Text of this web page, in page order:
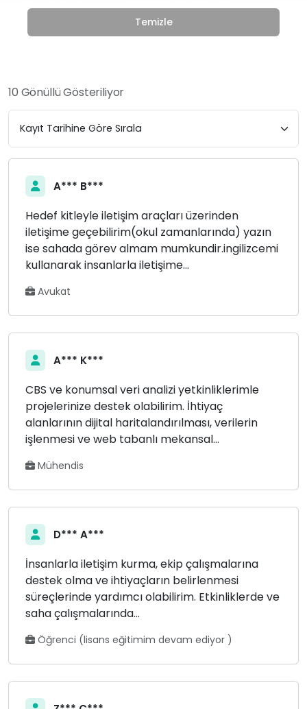
Temizle
10 Gönüllü Gösteriliyor
A*** B***
Hedef kitleyle iletişim araçları üzerinden
iletişime geçebilirim(okul zamanlarında) yazın
ise sahada görev almam mumkundir.ingilizcemi
kullanarak insanlarla iletişime...
Avukat
A*** K***
CBS ve konumsal veri analizi yetkinliklerimle
projelerinize destek olabilirim. İhtiyaç
alanlarının dijital haritalandırılması, verilerin
işlenmesi ve web tabanlı mekansal...
Mühendis
D*** A***
İnsanlarla iletişim kurma, ekip çalışmalarına
destek olma ve ihtiyaçların belirlenmesi
süreçlerinde yardımcı olabilirim. Etkinliklerde ve
saha çalışmalarında...
Öğrenci (lisans eğitimim devam ediyor )